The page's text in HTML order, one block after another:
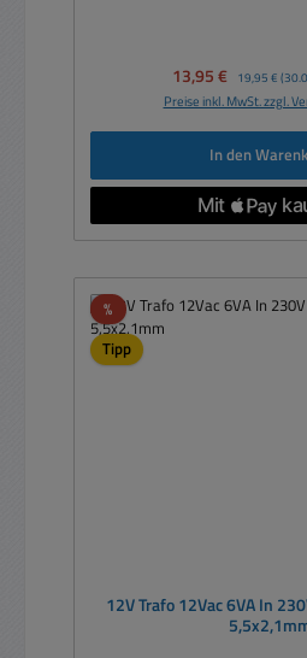
Verkaufspreis:
13,95 € Regulärer
19,95 €
Preise inkl. MwSt. zzgl.
In den
%Rabatt
Tipp
12V Trafo 12Vac 6VA In